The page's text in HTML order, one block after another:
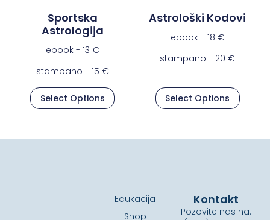
Sportska
Astrologija
ebook - 13 €
stampano - 15 €
Select Options
Astrološki Kodovi
ebook - 18 €
stampano - 20€
Select Options
Edukacija
Shop
Kontakt
Pozovite nas na: